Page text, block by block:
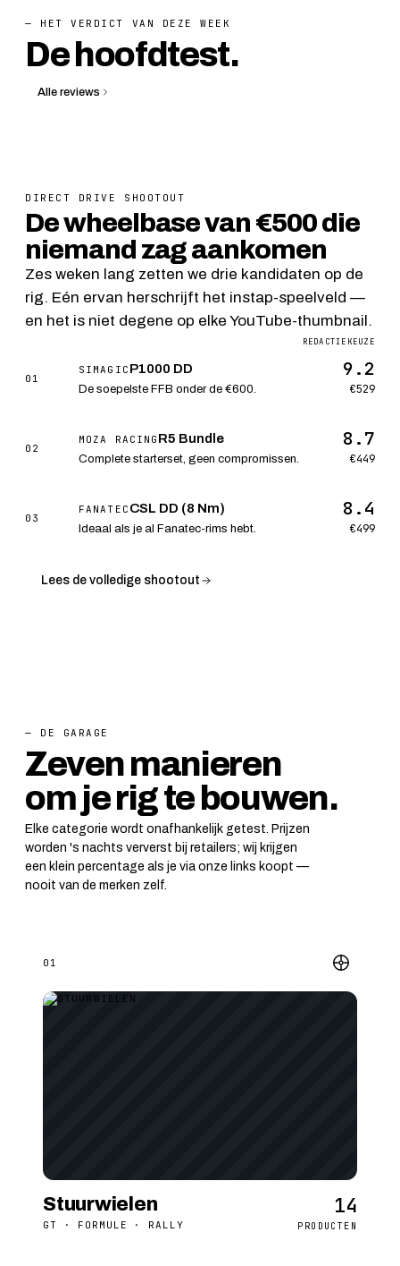
— HET VERDICT VAN DEZE WEEK
De hoofdtest.
Alle reviews
DIRECT DRIVE SHOOTOUT
De wheelbase van €500 die
niemand zag aankomen
Zes weken lang zetten we drie kandidaten op de
rig. Eén ervan herschrijft het instap-speelveld —
en het is niet degene op elke YouTube-thumbnail.
01
SIMAGIC P1000 DD
De soepelste FFB onder de €600.
9.2
€529
REDACTIEKEUZE
02
MOZA RACING R5 Bundle
Complete starterset, geen compromissen.
8.7
€449
03
FANATEC CSL DD (8 Nm)
Ideaal als je al Fanatec-rims hebt.
8.4
€499
Lees de volledige shootout
— DE GARAGE
Zeven manieren
om je rig te bouwen.
Elke categorie wordt onafhankelijk getest. Prijzen
worden 's nachts ververst bij retailers; wij krijgen
een klein percentage als je via onze links koopt —
nooit van de merken zelf.
01
Stuurwielen
GT · FORMULE · RALLY
14
PRODUCTEN